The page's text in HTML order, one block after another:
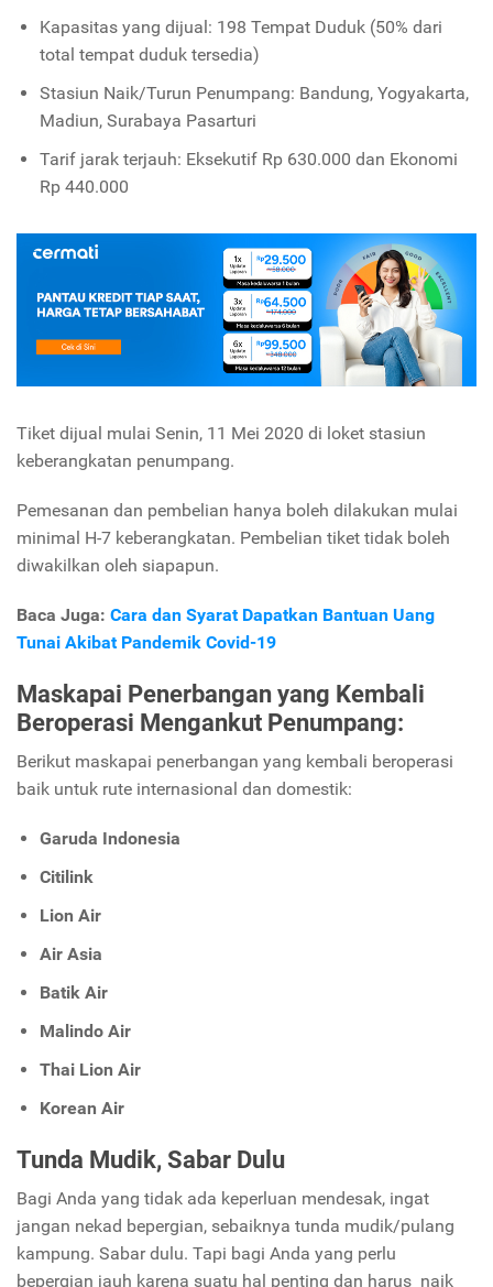
Kapasitas yang dijual: 198 Tempat Duduk (50% dari
total tempat duduk tersedia)
Stasiun Naik/Turun Penumpang: Bandung, Yogyakarta,
Madiun, Surabaya Pasarturi
Tarif jarak terjauh: Eksekutif Rp 630.000 dan Ekonomi
Rp 440.000
Tiket dijual mulai Senin, 11 Mei 2020 di loket stasiun
keberangkatan penumpang.
Pemesanan dan pembelian hanya boleh dilakukan mulai
minimal H-7 keberangkatan. Pembelian tiket tidak boleh
diwakilkan oleh siapapun.
Baca Juga: Cara dan Syarat Dapatkan Bantuan Uang
Tunai Akibat Pandemik Covid-19
Maskapai Penerbangan yang Kembali
Beroperasi Mengankut Penumpang:
Berikut maskapai penerbangan yang kembali beroperasi
baik untuk rute internasional dan domestik:
Garuda Indonesia
Citilink
Lion Air
Air Asia
Batik Air
Malindo Air
Thai Lion Air
Korean Air
Tunda Mudik, Sabar Dulu
Bagi Anda yang tidak ada keperluan mendesak, ingat
jangan nekad bepergian, sebaiknya tunda mudik/pulang
kampung. Sabar dulu. Tapi bagi Anda yang perlu
bepergian jauh karena suatu hal penting dan harus naik